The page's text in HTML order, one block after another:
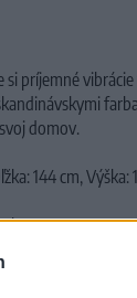
si príjemné
domov.
144 cm, Výška: